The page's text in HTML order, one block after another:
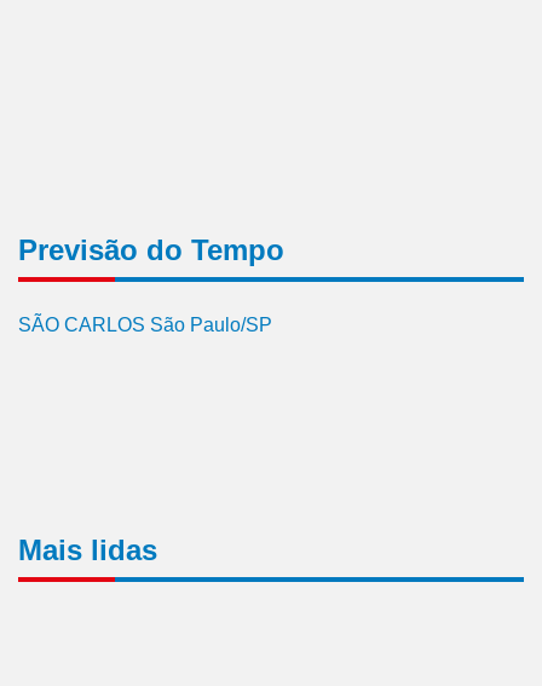
Previsão do Tempo
SÃO CARLOS São Paulo/SP
Mais lidas